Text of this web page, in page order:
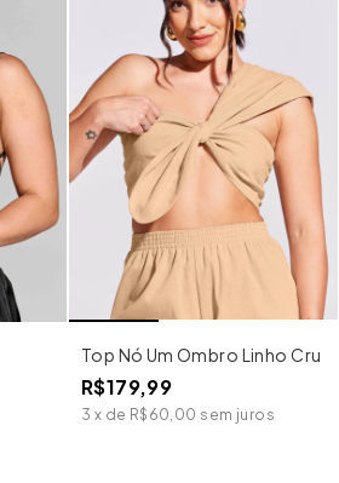
Top Nó Um Ombro Linho Cru
R$179,99
3 x de R$60,00 sem juros